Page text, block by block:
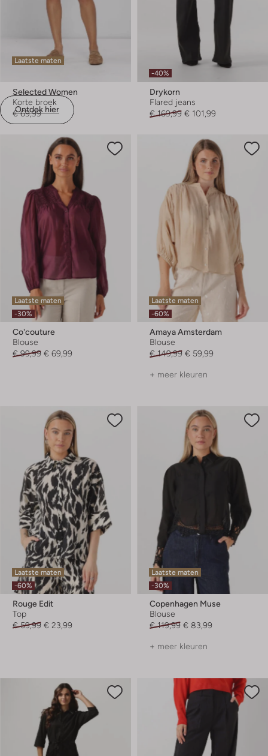
Ontdek hier
Laatste maten
Selected Women
Korte broek
€ 69,99
-40%
Drykorn
Flared jeans
€ 169,99 € 101,99
Laatste maten
-30%
Co'couture
Blouse
€ 99,99 € 69,99
Laatste maten
-60%
Amaya Amsterdam
Blouse
€ 149,99 € 59,99
+ meer kleuren
Laatste maten
-60%
Rouge Edit
Top
€ 59,99 € 23,99
Laatste maten
-30%
Copenhagen Muse
Blouse
€ 119,99 € 83,99
+ meer kleuren